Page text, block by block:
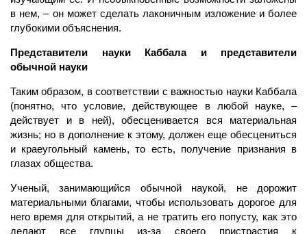
в нем, – он может сделать лаконичным изложение и более
глубокими объяснения.
Представители науки Каббала и представители
обычной науки
Таким образом, в соответствии с важностью науки Каббала
(понятно, что условие, действующее в любой науке, –
действует и в ней), обесценивается вся материальная
жизнь; но в дополнение к этому, должен еще обесцениться
и краеугольный камень, то есть, получение признания в
глазах общества.
Ученый, занимающийся обычной наукой, не дорожит
материальными благами, чтобы использовать дорогое для
него время для открытий, а не тратить его попусту, как это
делают все глупцы из-за своего пристрастия к